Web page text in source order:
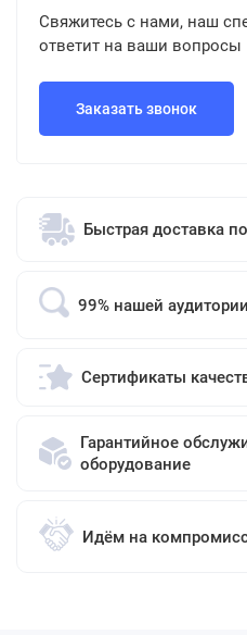
Свяжитесь с нами, наш
ответит на ваши вопросы
Заказать звонок
Быстрая доставка
99% нашей
Сертификаты
Гарантийное
оборудование
Идём на